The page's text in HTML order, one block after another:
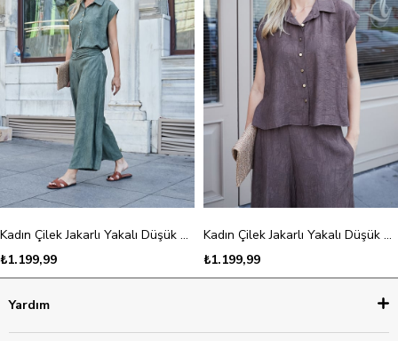
Kadın Çilek Jakarlı Yakalı Düşük Omuzlu Salaş Gömlek-Haki Çiçek
₺1.199,99
Kadın Çilek Jakarlı Yakalı Düşük Omuzlu Salaş Gömlek-Kahve Çiçek
₺1.199,99
Yardım